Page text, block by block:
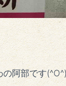
阿部です